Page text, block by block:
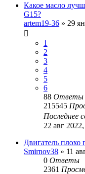
Какое масло
G15?
artem19-36 » 29
1
2
3
4
5
6
88 Ответы
215545
Последнее
22 авг 2022,
Двигатель плохо
Smirnov38 » 11
0 Ответы
2361